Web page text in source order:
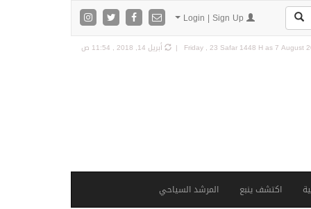
Friday , 23 Safar 1448 H as7 August أبريل 14, 2018 , 11:54 ص
اكتشف ينبع المرشد السياحي